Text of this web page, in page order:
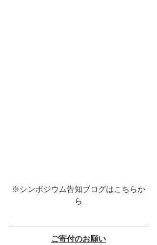
※シンポジウム告知ブログはこちらか
ら
ご寄付のお願い